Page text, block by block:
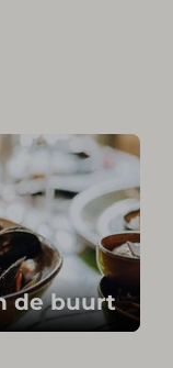
de buurt